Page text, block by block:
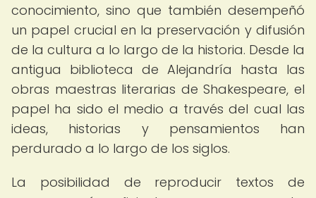
conocimiento, sino que también desempeñó
un papel crucial en la preservación y difusión
de la cultura a lo largo de la historia. Desde la
antigua biblioteca de Alejandría hasta las
obras maestras literarias de Shakespeare, el
papel ha sido el medio a través del cual las
ideas, historias y pensamientos han
perdurado a lo largo de los siglos.
La posibilidad de reproducir textos de